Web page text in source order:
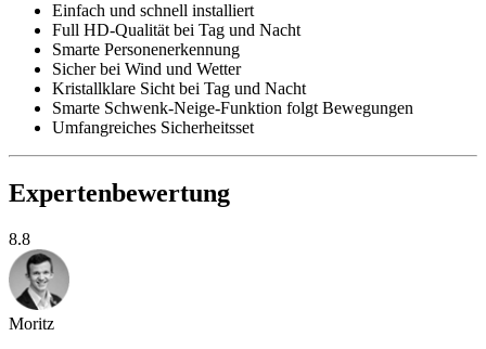
Einfach und schnell installiert
Full HD-Qualität bei Tag und Nacht
Smarte Personenerkennung
Sicher bei Wind und Wetter
Kristallklare Sicht bei Tag und Nacht
Smarte Schwenk-Neige-Funktion folgt Bewegungen
Umfangreiches Sicherheitsset
Expertenbewertung
8.8
Moritz